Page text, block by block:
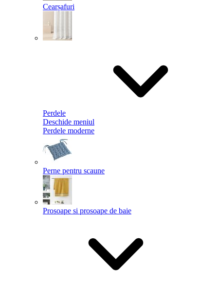
Cearșafuri
Perdele
Deschide meniul
Perdele moderne
Perne pentru scaune
Prosoape si prosoape de baie